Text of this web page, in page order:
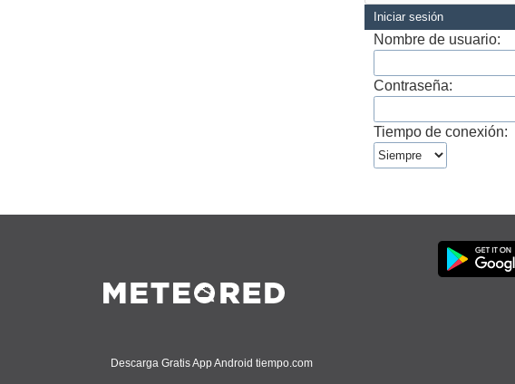
Iniciar sesión
Nombre de usuario:
Contraseña:
Tiempo de conexión:
Descarga Gratis App Android tiempo.com